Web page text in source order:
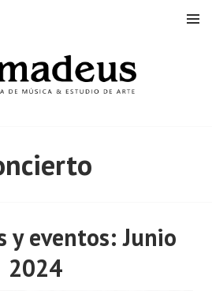
MENÚ
y eventos: Junio
2024